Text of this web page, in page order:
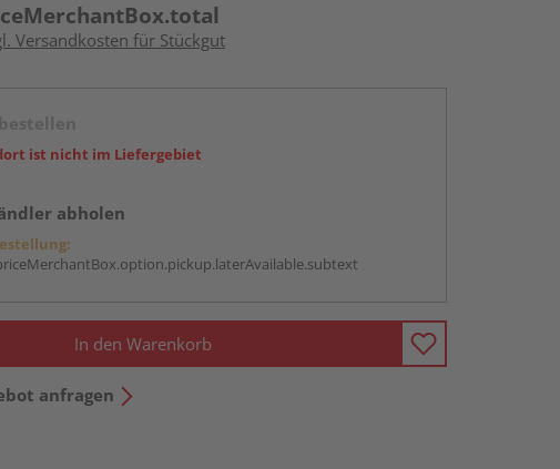
Versandkosten für Stückgut
ist nicht im Liefergebiet
abholen
In den Warenkorb
anfragen